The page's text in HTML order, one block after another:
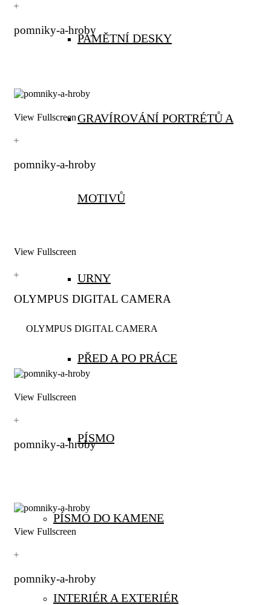
PAMĚTNÍ DESKY
GRAVÍROVÁNÍ PORTRÉTŮ A
MOTIVŮ
URNY
PŘED A PO PRÁCE
PÍSMO
PÍSMO DO KAMENE
INTERIÉR A EXTERIÉR
pomniky-a-hroby
View Fullscreen
pomniky-a-hroby
View Fullscreen
OLYMPUS DIGITAL CAMERA
OLYMPUS DIGITAL CAMERA
View Fullscreen
pomniky-a-hroby
View Fullscreen
pomniky-a-hroby